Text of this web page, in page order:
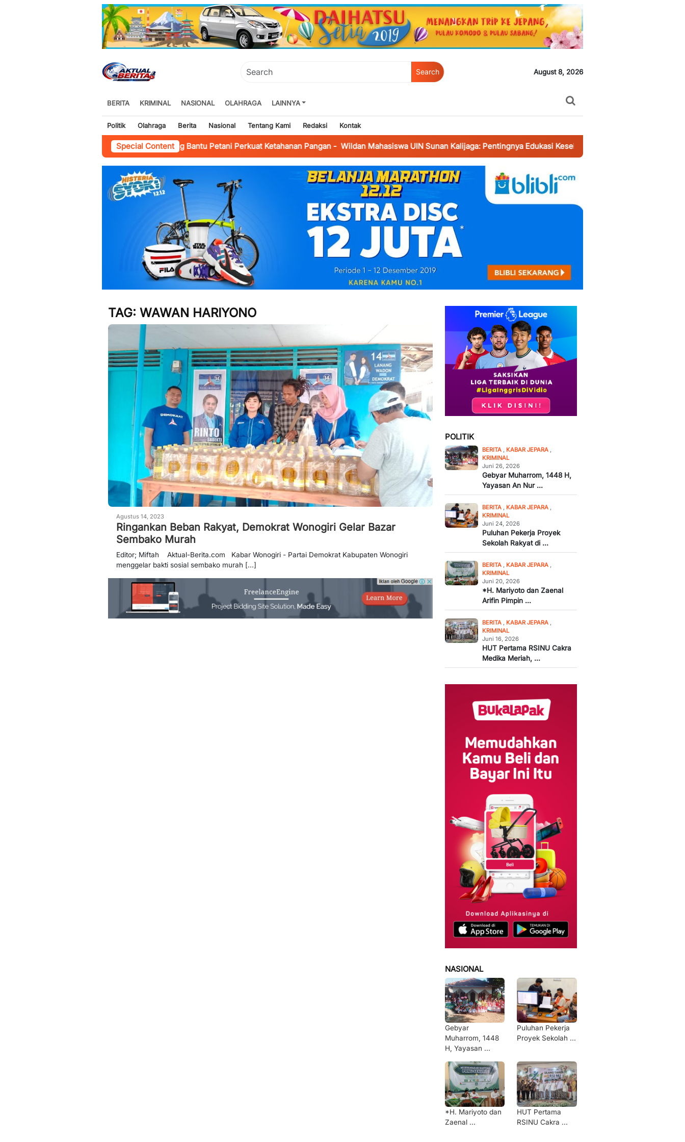
Search August 8, 2026
BERITA KRIMINAL NASIONAL OLAHRAGA LAINNYA
Politik Olahraga Berita Nasional Tentang Kami Redaksi Kontak
Special Content
Bhabinkamtibmas Banjaragung Bantu Petani Perkuat Ketahanan Pangan- Wildan Mahasiswa UIN Sunan Kalijaga: Pentingnya Edukasi Kesehatan agar tetap Bugar
TAG: WAWAN HARIYONO
Agustus 14, 2023
Ringankan Beban Rakyat, Demokrat Wonogiri Gelar Bazar
Sembako Murah
Editor; Miftah Aktual-Berita.com Kabar Wonogiri - Partai Demokrat Kabupaten Wonogiri
menggelar bakti sosial sembako murah [...]
POLITIK
BERITA , KABAR JEPARA ,
KRIMINAL
Juni 26, 2026
Gebyar Muharrom, 1448 H,
Yayasan An Nur ...
BERITA , KABAR JEPARA ,
KRIMINAL
Juni 24, 2026
Puluhan Pekerja Proyek
Sekolah Rakyat di ...
BERITA , KABAR JEPARA ,
KRIMINAL
Juni 20, 2026
*H. Mariyoto dan Zaenal
Arifin Pimpin ...
BERITA , KABAR JEPARA ,
KRIMINAL
Juni 16, 2026
HUT Pertama RSINU Cakra
Medika Meriah, ...
NASIONAL
Gebyar
Muharrom, 1448
H, Yayasan ...
Puluhan Pekerja
Proyek Sekolah ...
*H. Mariyoto dan
Zaenal ...
HUT Pertama
RSINU Cakra ...